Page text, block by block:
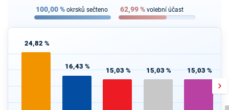
100,00% okrsků sečteno 62,99% volební účast
24,82 %
16,43 %
15,03 % 15,03 % 15,03 %